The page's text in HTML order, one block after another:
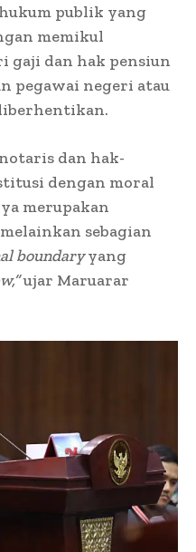
publik yang
memikul
gaji dan hak pensiun
pegawai negeri atau
dan hak-
dengan moral
merupakan
sebagian
boundaryyang
ujar Maruarar